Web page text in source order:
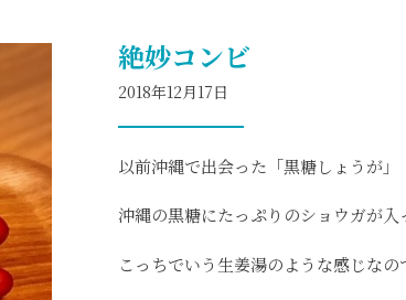
絶妙コンビ
2018年12月17日
以前沖縄で出会った「黒糖しょうが」
沖縄の黒糖にたっぷりのショウガが入
こっちでいう生姜湯のような感じなの